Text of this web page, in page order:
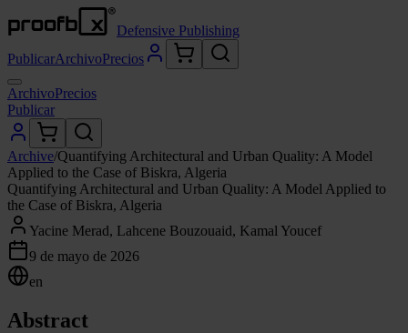
Defensive Publishing
PublicarArchivoPrecios
ArchivoPrecios
Publicar
Archive/Quantifying Architectural and Urban Quality: A Model
Applied to the Case of Biskra, Algeria
Quantifying Architectural and Urban Quality: A Model Applied to
the Case of Biskra, Algeria
Yacine Merad, Lahcene Bouzouaid, Kamal Youcef
9 de mayo de 2026
en
Abstract